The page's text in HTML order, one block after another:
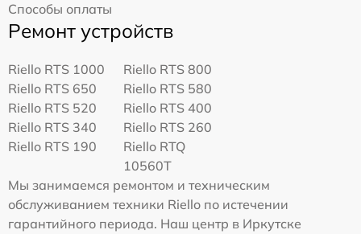
Способы оплаты
Ремонт устройств
Riello RTS 1000
Riello RTS 800
Riello RTS 650
Riello RTS 580
Riello RTS 520
Riello RTS 400
Riello RTS 340
Riello RTS 260
Riello RTS 190
Riello RTQ
10560T
Мы занимаемся ремонтом и техническим
обслуживанием техники Riello по истечении
гарантийного периода. Наш центр в Иркутске